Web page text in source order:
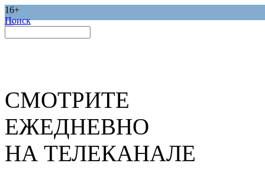
16+
Поиск
СМОТРИТЕ
ЕЖЕДНЕВНО
НА ТЕЛЕКАНАЛЕ